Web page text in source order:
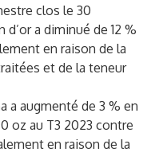
clos le 30
a diminué de 12 %
en raison de la
et de la teneur
a augmenté de 3 % en
oz au T3 2023 contre
en raison de la